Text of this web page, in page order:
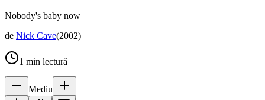
Nobody's baby now
de Nick Cave(2002)
1 min lectură
Mediu